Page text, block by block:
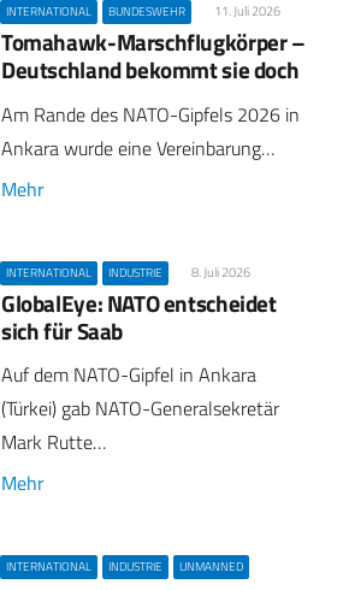
INTERNATIONAL BUNDESWEHR 11. Juli 2026
Tomahawk-Marschflugkörper –
Deutschland bekommt sie doch
Am Rande des NATO-Gipfels 2026 in
Ankara wurde eine Vereinbarung…
Mehr
INTERNATIONAL INDUSTRIE 8. Juli 2026
GlobalEye: NATO entscheidet
sich für Saab
Auf dem NATO-Gipfel in Ankara
(Türkei) gab NATO-Generalsekretär
Mark Rutte…
Mehr
INTERNATIONAL INDUSTRIE UNMANNED